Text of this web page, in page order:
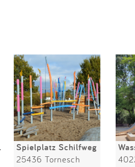
Spielplatz Schilfweg
25436 Tornesch